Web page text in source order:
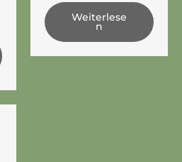
Weiterlese
n